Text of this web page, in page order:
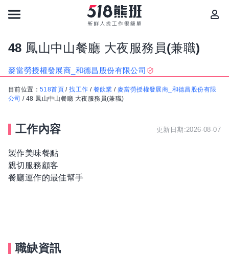
48 鳳山中山餐廳 大夜服務員(兼職)
麥當勞授權發展商_和德昌股份有限公司
目前位置： 518首頁 /找工作 / 餐飲業 /麥當勞授權發展商_和德昌股份有限
公司 /48 鳳山中山餐廳 大夜服務員(兼職)
工作內容 更新日期:2026-08-07
製作美味餐點
親切服務顧客
餐廳運作的最佳幫手
職缺資訊